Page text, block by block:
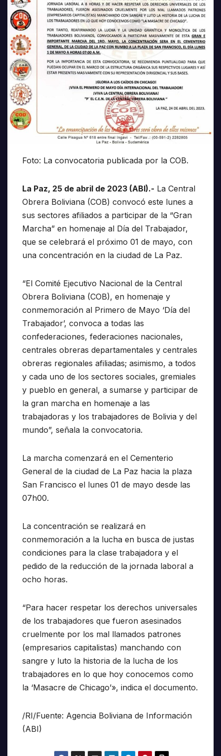
Foto: La convocatoria publicada por la COB.
La Paz, 25 de abril de 2023 (ABI).- La Central
Obrera Boliviana (COB) convocó este lunes a
sus sectores afiliados a participar de la “Gran
Marcha” en homenaje al Día del Trabajador,
que se celebrará el próximo 01 de mayo, con
una concentración en la ciudad de La Paz.
“El Comité Ejecutivo Nacional de la Central
Obrera Boliviana (COB), en homenaje y
conmemoración al Primero de Mayo ‘Día del
Trabajador’, convoca a todas las
confederaciones, federaciones nacionales,
centrales obreras departamentales y centrales
obreras regionales afiliadas; asimismo, a todos
y cada uno de los sectores sociales, gremiales
y pueblo en general, a sumarse y participar de
la gran marcha en homenaje a las
trabajadoras y los trabajadores de Bolivia y del
mundo”, señala la convocatoria.
La marcha comenzará en el Cementerio
General de la ciudad de La Paz hacia la plaza
San Francisco el lunes 01 de mayo desde las
07h00.
La concentración se realizará en
conmemoración a la lucha en busca de justas
condiciones para la clase trabajadora y el
pedido de la reducción de la jornada laboral a
ocho horas.
“Para hacer respetar los derechos universales
de los trabajadores que fueron asesinados
cruelmente por los mal llamados patrones
(empresarios capitalistas) manchando con
sangre y luto la historia de la lucha de los
trabajadores en lo que hoy conocemos como
la ‘Masacre de Chicago’», indica el documento.
/RI/Fuente: Agencia Boliviana de Información
(ABI)